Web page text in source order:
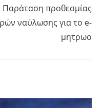
Παράταση προθεσμίας
ναύλωσης για το e-
μητρωο